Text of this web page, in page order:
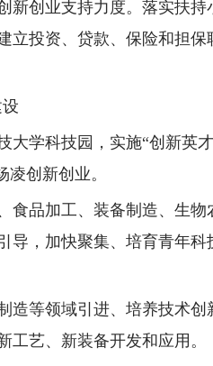
新创业支持力度。落实扶
立投资、贷款、保险和担
学科技园，实施“创新英
创新创业。
食品加工、装备制造、生
导，加快聚集、培育青年
造等领域引进、培养技术
艺、新装备开发和应用。